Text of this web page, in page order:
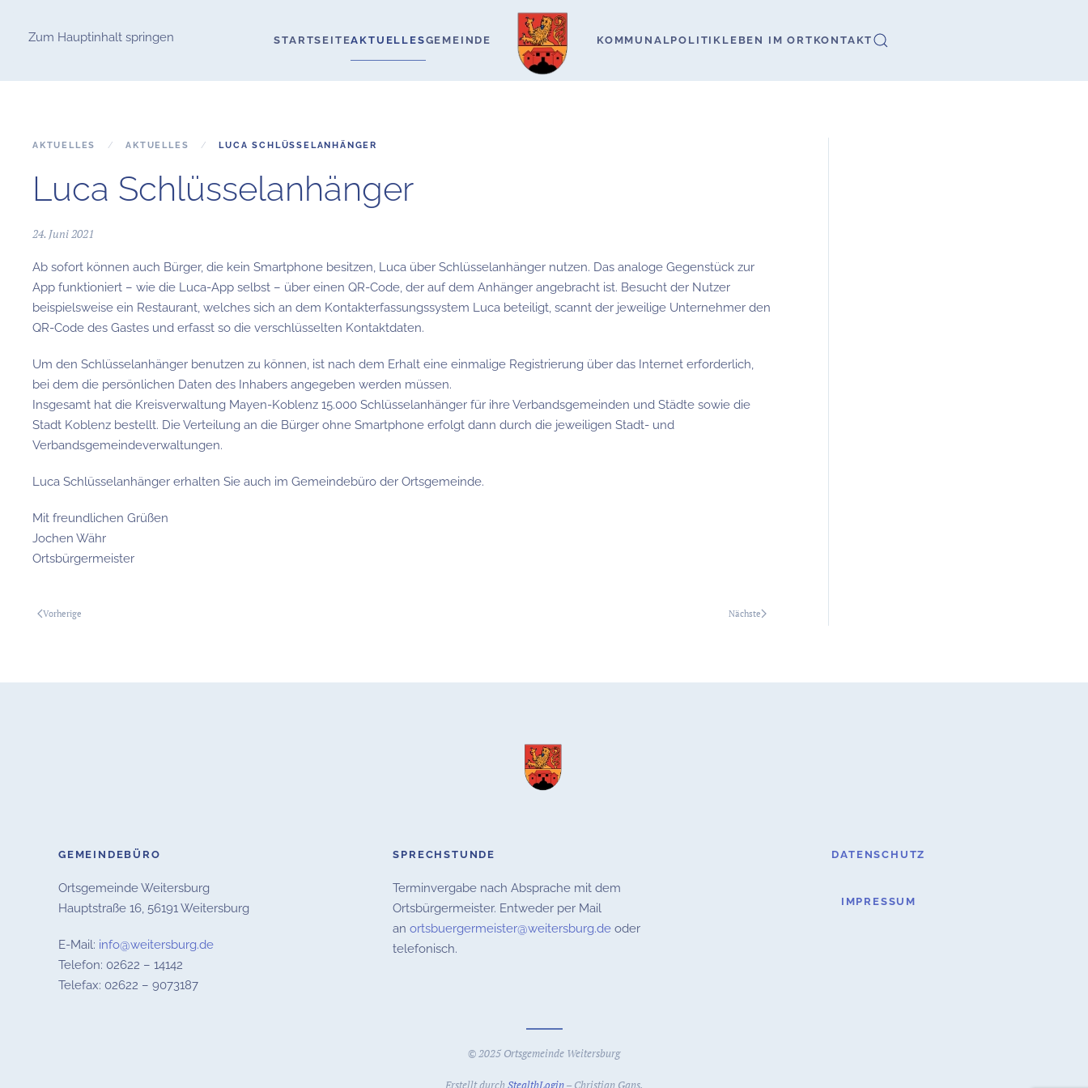
Zum Hauptinhalt springen STARTSEITEAKTUELLESGEMEINDE KOMMUNALPOLITIK LEBEN IM ORT KONTAKT
AKTUELLES AKTUELLES LUCA SCHLÜSSELANHÄNGER
Luca Schlüsselanhänger
24. Juni 2021
Ab sofort können auch Bürger, die kein Smartphone besitzen, Luca über Schlüsselanhänger nutzen. Das analoge Gegenstück zur
App funktioniert – wie die Luca-App selbst – über einen QR-Code, der auf dem Anhänger angebracht ist. Besucht der Nutzer
beispielsweise ein Restaurant, welches sich an dem Kontakterfassungssystem Luca beteiligt, scannt der jeweilige Unternehmer den
QR-Code des Gastes und erfasst so die verschlüsselten Kontaktdaten.
Um den Schlüsselanhänger benutzen zu können, ist nach dem Erhalt eine einmalige Registrierung über das Internet erforderlich,
bei dem die persönlichen Daten des Inhabers angegeben werden müssen.
Insgesamt hat die Kreisverwaltung Mayen-Koblenz 15.000 Schlüsselanhänger für ihre Verbandsgemeinden und Städte sowie die
Stadt Koblenz bestellt. Die Verteilung an die Bürger ohne Smartphone erfolgt dann durch die jeweiligen Stadt- und
Verbandsgemeindeverwaltungen.
Luca Schlüsselanhänger erhalten Sie auch im Gemeindebüro der Ortsgemeinde.
Mit freundlichen Grüßen
Jochen Währ
Ortsbürgermeister
Vorherige Nächste
GEMEINDEBÜRO
Ortsgemeinde Weitersburg
Hauptstraße 16, 56191 Weitersburg
E-Mail: info@weitersburg.de
Telefon: 02622 – 14142
Telefax: 02622 – 9073187
SPRECHSTUNDE
Terminvergabe nach Absprache mit dem
Ortsbürgermeister. Entweder per Mail
anortsbuergermeister@weitersburg.de oder
telefonisch.
DATENSCHUTZ
IMPRESSUM
© 2025 Ortsgemeinde Weitersburg
Erstellt durch StealthLogin– Christian Gans.